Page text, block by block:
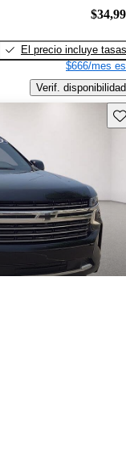
El precio incluye tasas
$666/mes
Verif. disponibilidad